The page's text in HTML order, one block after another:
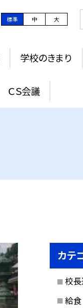
標準 中 大
学校のきまり
ＣＳ会議
カテ
校
給食